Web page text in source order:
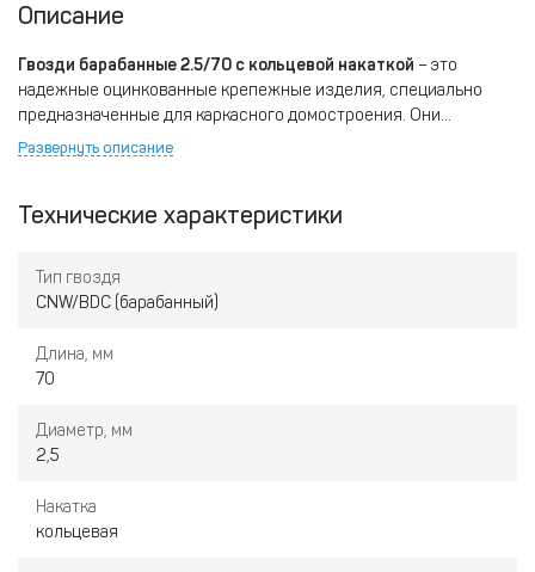
Описание
Гвозди барабанные 2.5/70 с кольцевой накаткой – это
надежные оцинкованные крепежные изделия, специально
предназначенные для каркасного домостроения. Они
оснащены кольцевой накаткой, что обеспечивает
благодаря своей устойчивости к коррозии. Их высокая
частой замены расходного материала. Эти гвозди не текут при
использовании во влажной среде, что делает их подходящими
для фасадов, заборов, кровельных систем и подшивов. Кроме
конструкций в условиях активного воздействия влаги.
Развернуть описание
Технические характеристики
Тип гвоздя
CNW/BDC (барабанный)
Длина, мм
70
Диаметр, мм
2,5
Накатка
кольцевая